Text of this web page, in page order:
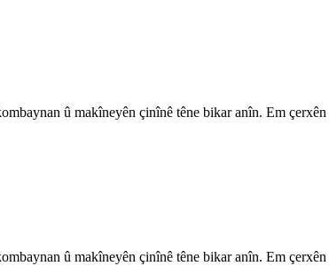
û makîneyên çinînê têne bikar anîn. Em
û makîneyên çinînê têne bikar anîn. Em